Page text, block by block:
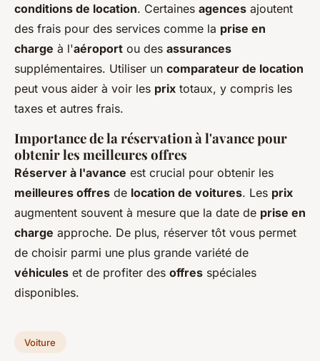
conditions de location. Certaines agences ajoutent
des frais pour des services comme la prise en
charge à l'aéroport ou des assurances
supplémentaires. Utiliser un comparateur de location
peut vous aider à voir les prix totaux, y compris les
taxes et autres frais.
Importance de la réservation à l'avance pour
obtenir les meilleures offres
Réserver à l'avance est crucial pour obtenir les
meilleures offres de location de voitures. Les prix
augmentent souvent à mesure que la date de prise en
charge approche. De plus, réserver tôt vous permet
de choisir parmi une plus grande variété de
véhicules et de profiter des offres spéciales
disponibles.
Voiture